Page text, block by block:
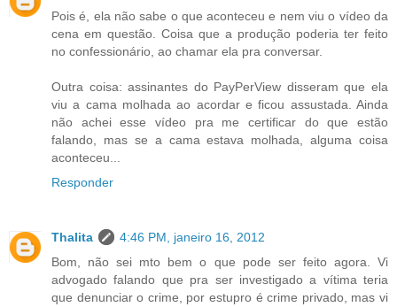
Pois é, ela não sabe o que aconteceu e nem viu o vídeo da
cena em questão. Coisa que a produção poderia ter feito
no confessionário, ao chamar ela pra conversar.
Outra coisa: assinantes do PayPerView disseram que ela
viu a cama molhada ao acordar e ficou assustada. Ainda
não achei esse vídeo pra me certificar do que estão
falando, mas se a cama estava molhada, alguma coisa
aconteceu...
Responder
Thalita
4:46 PM, janeiro 16, 2012
Bom, não sei mto bem o que pode ser feito agora. Vi
advogado falando que pra ser investigado a vítima teria
que denunciar o crime, por estupro é crime privado, mas vi